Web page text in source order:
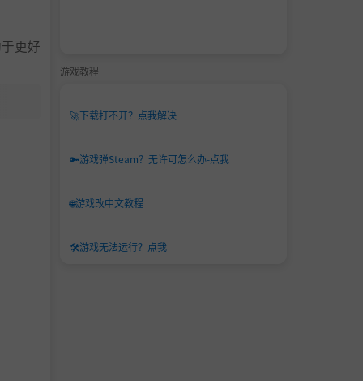
更好
游戏教程
🚀下载打不开？点我解决
🔑游戏弹Steam？无许可怎么办-点我
🌐游戏改中文教程
🛠️游戏无法运行？点我